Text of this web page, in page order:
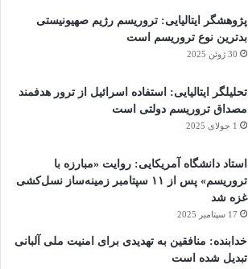
پژوهشگر ایتالیایی: تروریسم رژیم صهیونیستی
بدترین نوع تروریسم است
30 ژوئن 2025
تحلیلگر ایتالیایی: استفاده اسرائیل از ترور هدفمند
مصداق تروریسم دولتی است
1 جولای 2025
استاد دانشگاه آمریکایی: روایت «مبارزه با
تروریسم» پس از ۱۱ سپتامبر زمینه‌ساز نسل‌کشی
غزه شد
17 سپتامبر 2025
خدابنده: منافقین به تهدیدی برای امنیت ملی آلبانی
تبدیل شده است